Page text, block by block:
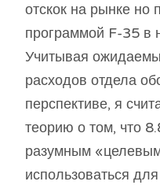
отскок на рынке
программой F-35 в
Учитывая
расходов отдела
перспективе, я
теорию о том, что
разумным
использоваться